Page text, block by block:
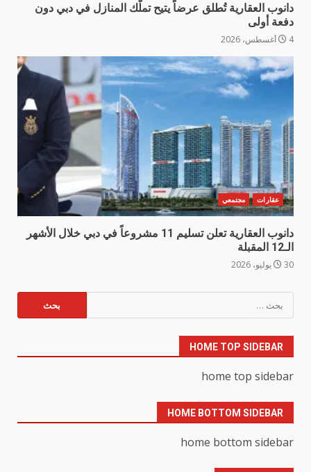
دانوب العقارية تُطلق عرضاً يتيح تملّك المنازل في دبي دون
دفعة أولى
4 أغسطس، 2026
عقارات مجتمعي
دانوب العقارية تعلن تسليم 11 مشروعاً في دبي خلال الأشهر
الـ12 المقبلة
30 يوليو، 2026
عن:
HOME TOP SIDEBAR
home top sidebar
HOME BOTTOM SIDEBAR
home bottom sidebar